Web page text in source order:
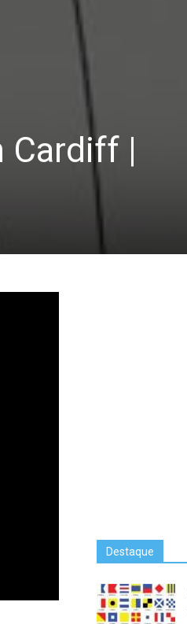
Cardiff |
Destaque